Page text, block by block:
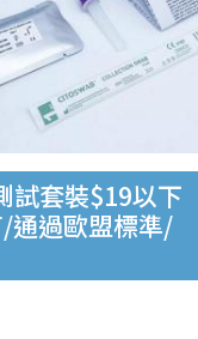
試套裝$19以下
通過歐盟標準/